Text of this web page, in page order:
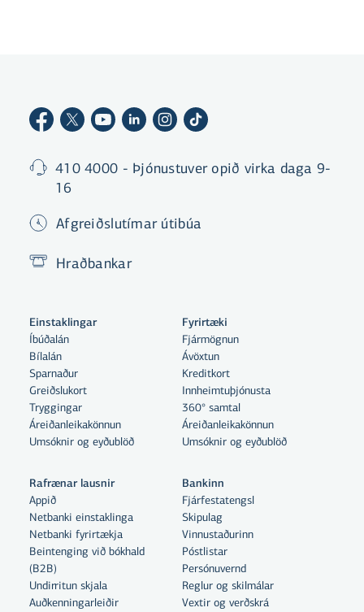
Með því að smella á „Leyfa allar“
samþykkir þú notkun á vefkökum
til þess að auka virkni vefsins,
410 4000 - Þjónustuver opið virka daga 9-
16
Afgreiðslutímar útibúa
Hraðbankar
Einstaklingar
Íbúðalán
Bílalán
Sparnaður
Greiðslukort
Tryggingar
Áreiðanleikakönnun
Umsóknir og eyðublöð
Fyrirtæki
Fjármögnun
Ávöxtun
Kreditkort
Innheimtuþjónusta
360° samtal
Áreiðanleikakönnun
Umsóknir og eyðublöð
Rafrænar lausnir
Appið
Netbanki einstaklinga
Netbanki fyrirtækja
Beintenging við bókhald
(B2B)
Undirritun skjala
Auðkenningarleiðir
Bankinn
Fjárfestatengsl
Skipulag
Vinnustaðurinn
Póstlistar
Persónuvernd
Reglur og skilmálar
Vextir og verðskrá